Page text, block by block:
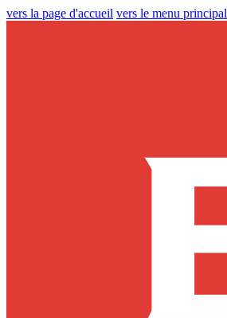
vers la page d'accueil vers le menu principal